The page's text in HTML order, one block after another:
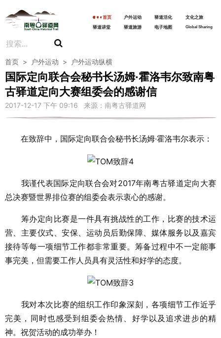
首页 户外运动 驿道活化
文化之旅
驿道讲堂
驿道旅游 电子地图 Global Sharing
首页 > 户外运动 > 户外运动纵横
国际定向联合会秘书长汤姆·霍洛韦尔致南粤
古驿道定向大赛组委会的感谢信
2017-12-17 下午 09:16 来源：南粤古驿道网
在致辞中，国际定向联合会秘书长汤姆·霍洛韦尔表示：
我谨代表国际定向联合会对2017年南粤古驿道定向大赛
总决赛暨世界排位赛的组委会表示衷心的感谢。
筹办定向比赛是一件具有挑战性的工作，比赛的技术运
营、主要仪式、安保、运动员后勤保障、媒体服务以及嘉宾
接待等每一项细节工作都非常重要。筹备过程中不一定能事
事完美，但需要工作人员具有灵活性和好学的态度。
我对本次比赛的组织工作印象深刻，各项细节工作近乎
完美，同时也感受到组委会热情、好学以及追求进步的精
神。祝贺活动的成功举办！